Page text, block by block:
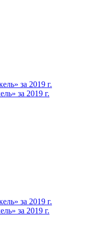
за 2019 г.
за 2019 г.
за 2019 г.
за 2019 г.